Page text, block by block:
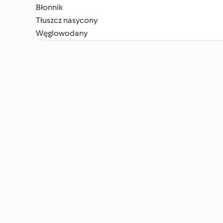
Błonnik
Tłuszcz nasycony
Węglowodany